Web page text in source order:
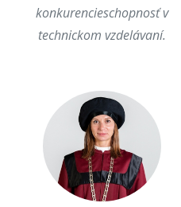
konkurencieschopnosť v
technickom vzdelávaní.